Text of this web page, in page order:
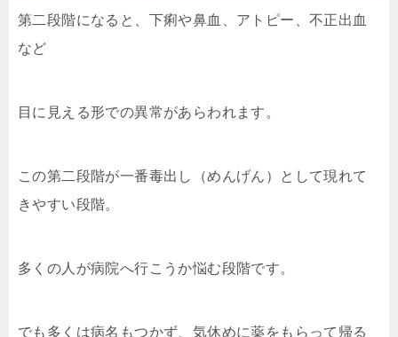
第二段階になると、下痢や鼻血、アトピー、不正出血
など
目に見える形での異常があらわれます。
この第二段階が一番毒出し（めんげん）として現れて
きやすい段階。
多くの人が病院へ行こうか悩む段階です。
でも多くは病名もつかず、気休めに薬をもらって帰る